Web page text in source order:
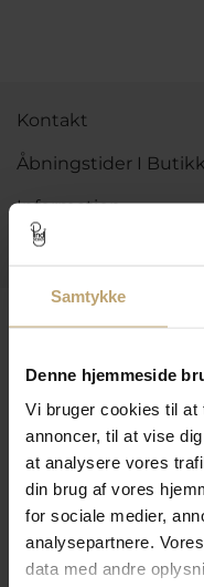
Samtykke
Denne hjemmeside
Vi bruger cookies til at
annoncer, til at vise
at analysere vores
din brug af vores
for sociale medier,
analysepartnere.
data med andre
Kontakt
Åbningstider I
Information
Praktiske Sider
Sikker Og Tryg E-